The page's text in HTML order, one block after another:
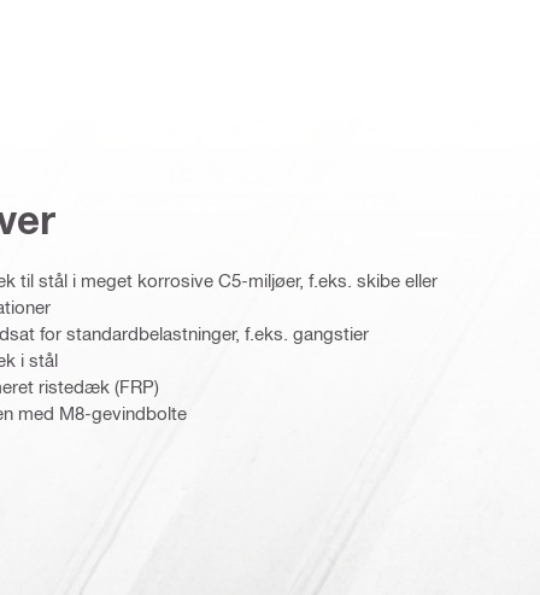
til stål i meget korrosive C5-miljøer, f.eks. skibe eller
for standardbelastninger, f.eks. gangstier
i stål
ristedæk (FRP)
med M8-gevindbolte